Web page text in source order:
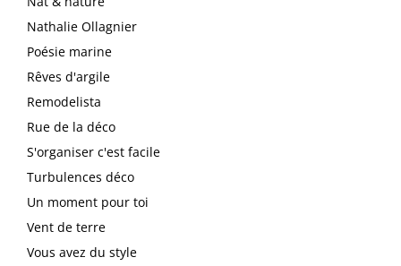
Nathalie Ollagnier
Poésie marine
Rêves d'argile
Remodelista
Rue de la déco
S'organiser c'est facile
Turbulences déco
Un moment pour toi
Vent de terre
Vous avez du style